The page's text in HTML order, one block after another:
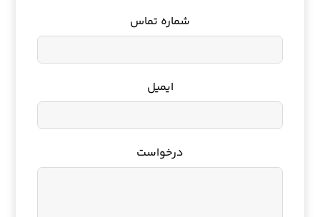
شماره تماس
ایمیل
درخواست